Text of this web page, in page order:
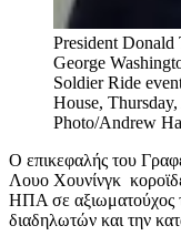
President Donald
George
Soldier Ride
House,
Photo/Andrew
Ο επικεφαλής του
Λουο Χουνίνγκ
ΗΠΑ σε αξιωματούχος
διαδηλωτών και την